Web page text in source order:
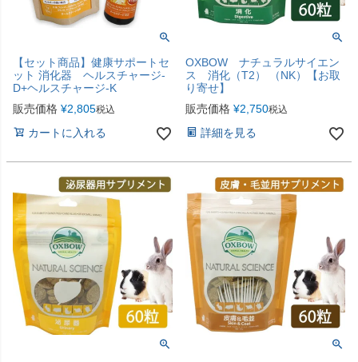
【セット商品】健康サポートセ
ット 消化器 ヘルスチャージ-
D+ヘルスチャージ-K
販売価格 ¥2,805税込
カートに入れる
OXBOW ナチュラルサイエン
ス 消化（T2） （NK）【お取
り寄せ】
販売価格 ¥2,750税込
詳細を見る